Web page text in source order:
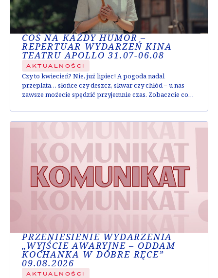
COŚ NA KAŻDY HUMOR –
REPERTUAR WYDARZEŃ KINA
TEATRU APOLLO 31.07-06.08
AKTUALNOŚCI
Czy to kwiecień? Nie, już lipiec! A pogoda nadal
przeplata… słońce czy deszcz, skwar czy chłód – u nas
zawsze możecie spędzić przyjemnie czas. Zobaczcie co
wrażeń, od komedii do głębokich wzruszeń. Wszystko,
czego dusza zapragnie! Spis treści Teatr każdego dnia Od
PRZENIESIENIE WYDARZENIA
„WYJŚCIE AWARYJNE – ODDAM
KOCHANKA W DOBRE RĘCE”
09.08.2026
AKTUALNOŚCI